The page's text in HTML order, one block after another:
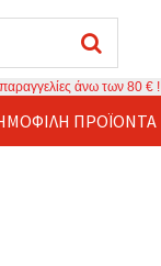
άνω των 80 € !
ΠΡΟΪΌΝΤΑ